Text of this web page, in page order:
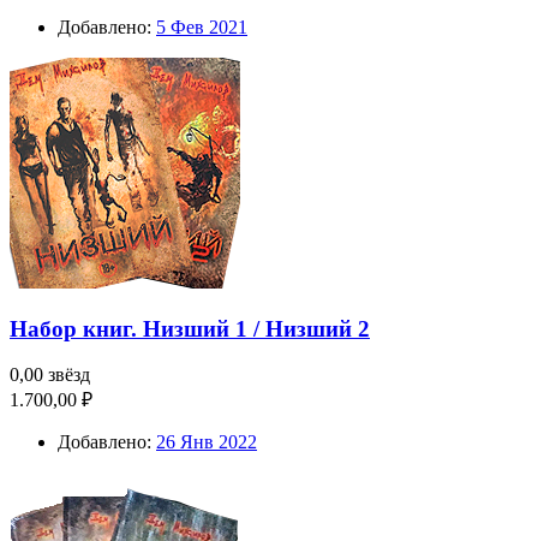
Добавлено: 5 Фев 2021
Набор книг. Низший 1 / Низший 2
0,00 звёзд
1.700,00 ₽
Добавлено: 26 Янв 2022